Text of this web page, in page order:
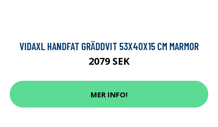
VIDAXL HANDFAT GRÄDDVIT 53X40X15 CM MARMOR
2079 SEK
MER INFO!